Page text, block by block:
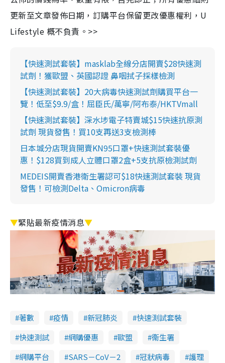
更新至文章發佈日期，訂購平台保留更改優惠權利，U
Lifestyle 概不負責。>>
【快速測試套裝】masklab全線分店開賣$28快速測
試劑！獲歐盟、英國認證 鼻咽拭子採樣檢測
【快速測試套裝】20大病毒快速測試劑購買平台一
覽！低至$9.9/盒！屈臣氏/萬寧/阿布泰/HKTVmall
【快速測試套裝】深水埗電子特賣城$15快速抗原測
試劑 現貨發售！買10支再送3支檢測棒
日本城分店現貨開賣KN95口罩+快速測試套裝優
惠！$128買到成人立體口罩2盒+5支抗原檢測試劑
MEDEIS開賣香港衛生署認可$18快速測試套裝 現貨
發售！可檢測Delta、Omicron病毒
▼緊貼最新疫情消息▼
著數 疫情 新冠肺炎
快速測試套裝
快速測試
網購優惠 歐盟
衞生署
網購平台
SARS－CoV－2 冠狀病毒 護理